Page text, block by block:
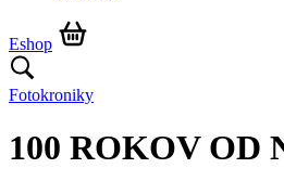
Eshop
Fotokroniky
100 ROKOV OD